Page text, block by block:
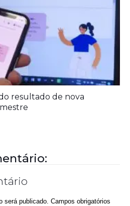
resultado de nova
será publicado. Campos obrigatórios